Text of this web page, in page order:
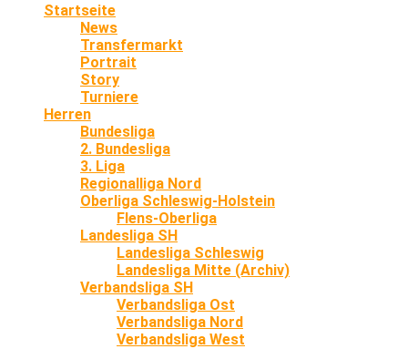
Startseite
News
Transfermarkt
Portrait
Story
Turniere
Herren
Bundesliga
2. Bundesliga
3. Liga
Regionalliga Nord
Oberliga Schleswig-Holstein
Flens-Oberliga
Landesliga SH
Landesliga Schleswig
Landesliga Mitte (Archiv)
Verbandsliga SH
Verbandsliga Ost
Verbandsliga Nord
Verbandsliga West